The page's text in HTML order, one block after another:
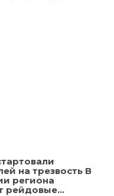
на трезвость В
региона
рейдовые...